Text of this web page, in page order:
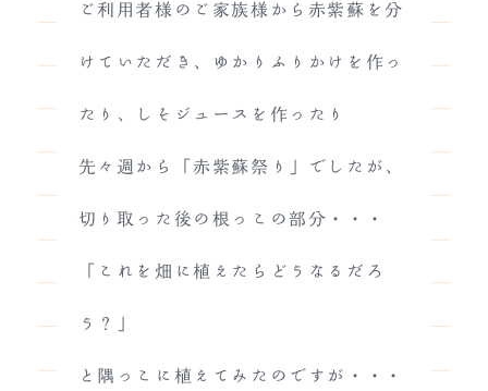
ご利用者様のご家族様から赤紫蘇を分
けていただき、ゆかりふりかけを作っ
たり、しそジュースを作ったり
先々週から「赤紫蘇祭り」でしたが、
切り取った後の根っこの部分・・・
「これを畑に植えたらどうなるだろ
う？」
と隅っこに植えてみたのですが・・・